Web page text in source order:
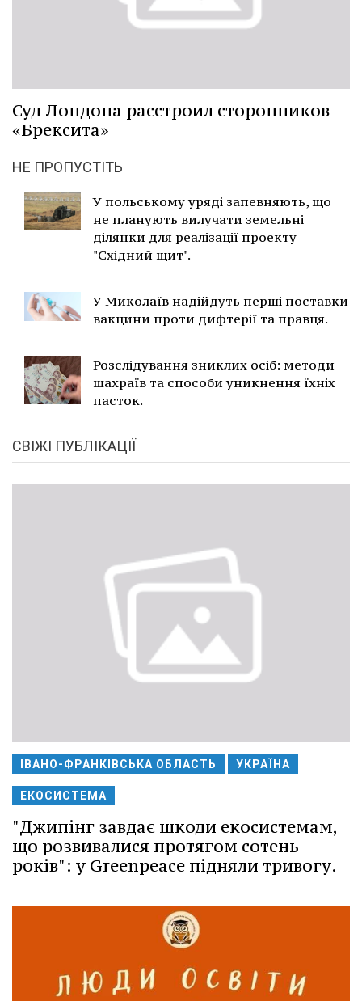
Суд Лондона расстроил сторонников
«Брексита»
НЕ ПРОПУСТІТЬ
У польському уряді запевняють, що
не планують вилучати земельні
ділянки для реалізації проекту
"Східний щит".
У Миколаїв надійдуть перші поставки
вакцини проти дифтерії та правця.
Розслідування зниклих осіб: методи
шахраїв та способи уникнення їхніх
пасток.
СВІЖІ ПУБЛІКАЦІЇ
ІВАНО-ФРАНКІВСЬКА ОБЛАСТЬ УКРАЇНА
ЕКОСИСТЕМА
"Джипінг завдає шкоди екосистемам,
що розвивалися протягом сотень
років": у Greenpeace підняли тривогу.